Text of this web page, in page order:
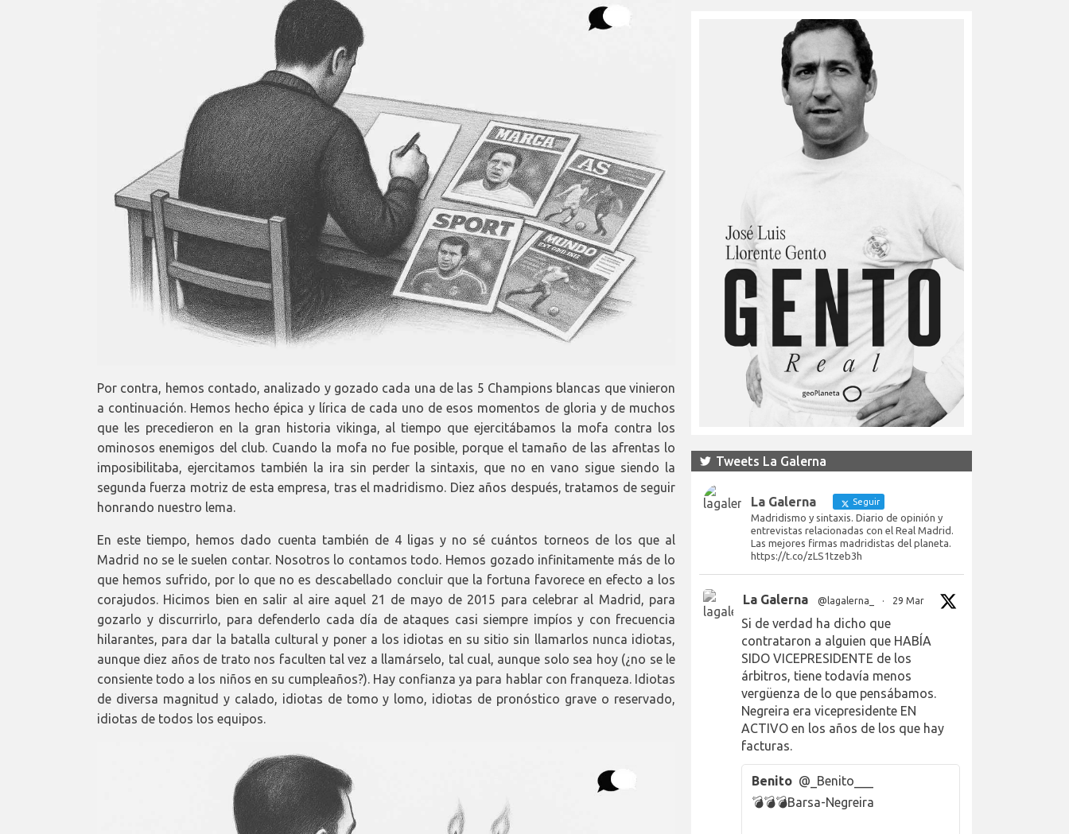
Por contra, hemos contado, analizado y gozado cada una de las 5 Champions blancas que vinieron
a continuación. Hemos hecho épica y lírica de cada uno de esos momentos de gloria y de muchos
que les precedieron en la gran historia vikinga, al tiempo que ejercitábamos la mofa contra los
ominosos enemigos del club. Cuando la mofa no fue posible, porque el tamaño de las afrentas lo
imposibilitaba, ejercitamos también la ira sin perder la sintaxis, que no en vano sigue siendo la
segunda fuerza motriz de esta empresa, tras el madridismo. Diez años después, tratamos de seguir
honrando nuestro lema.
En este tiempo, hemos dado cuenta también de 4 ligas y no sé cuántos torneos de los que al
Madrid no se le suelen contar. Nosotros lo contamos todo. Hemos gozado infinitamente más de lo
que hemos sufrido, por lo que no es descabellado concluir que la fortuna favorece en efecto a los
corajudos. Hicimos bien en salir al aire aquel 21 de mayo de 2015 para celebrar al Madrid, para
gozarlo y discurrirlo, para defenderlo cada día de ataques casi siempre impíos y con frecuencia
hilarantes, para dar la batalla cultural y poner a los idiotas en su sitio sin llamarlos nunca idiotas,
aunque diez años de trato nos faculten tal vez a llamárselo, tal cual, aunque solo sea hoy (¿no se le
consiente todo a los niños en su cumpleaños?). Hay confianza ya para hablar con franqueza. Idiotas
de diversa magnitud y calado, idiotas de tomo y lomo, idiotas de pronóstico grave o reservado,
idiotas de todos los equipos.
Tweets La Galerna
La Galerna Seguir
Madridismo y sintaxis. Diario de opinión y
entrevistas relacionadas con el Real Madrid.
Las mejores firmas madridistas del planeta.
https://t.co/zLS1tzeb3h
La Galerna @lagalerna_ · 29 Mar
Si de verdad ha dicho que
contrataron a alguien que HABÍA
SIDO VICEPRESIDENTE de los
árbitros, tiene todavía menos
vergüenza de lo que pensábamos.
Negreira era vicepresidente EN
ACTIVO en los años de los que hay
facturas.
Benito @_Benito___
💣💣💣Barsa-Negreira